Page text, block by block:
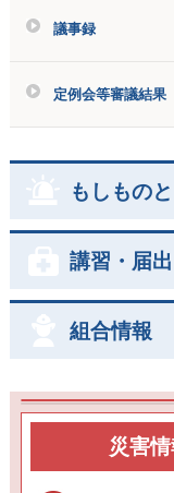
議事録
定例会等審議結果
もしもの
講習・届出
組合情報
災害